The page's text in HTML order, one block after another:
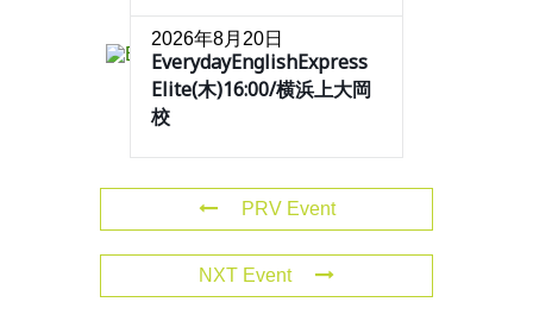
2026年8月20日
EverydayEnglishExpress
Elite(木)16:00/横浜上大岡
校
PRV Event
NXT Event